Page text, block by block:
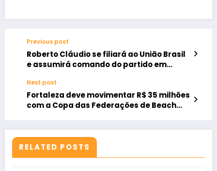
Previous post
Roberto Cláudio se filiará ao União Brasil
e assumirá comando do partido em
Next post
Fortaleza deve movimentar R$ 35 milhões
com a Copa das Federações de Beach
RELATED POSTS